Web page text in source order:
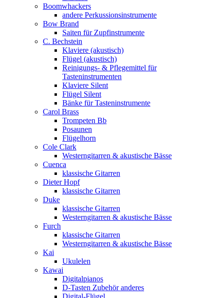
Boomwhackers
andere Perkussionsinstrumente
Bow Brand
Saiten für Zupfinstrumente
C. Bechstein
Klaviere (akustisch)
Flügel (akustisch)
Reinigungs- & Pflegemittel für
Tasteninstrumenten
Klaviere Silent
Flügel Silent
Bänke für Tasteninstrumente
Carol Brass
Trompeten Bb
Posaunen
Flügelhorn
Cole Clark
Westerngitarren & akustische Bässe
Cuenca
klassische Gitarren
Dieter Hopf
klassische Gitarren
Duke
klassische Gitarren
Westerngitarren & akustische Bässe
Furch
klassische Gitarren
Westerngitarren & akustische Bässe
Kai
Ukulelen
Kawai
Digitalpianos
D-Tasten Zubehör anderes
Digital-Flügel